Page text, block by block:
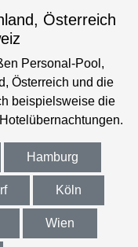
Österreich
Personal-Pool,
Österreich und die
beispielsweise die
Hamburg
Köln
Wien